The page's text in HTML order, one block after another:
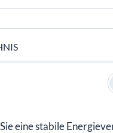
und
eine stabile